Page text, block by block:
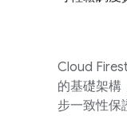
Cloud
的基礎架構
步一致性保